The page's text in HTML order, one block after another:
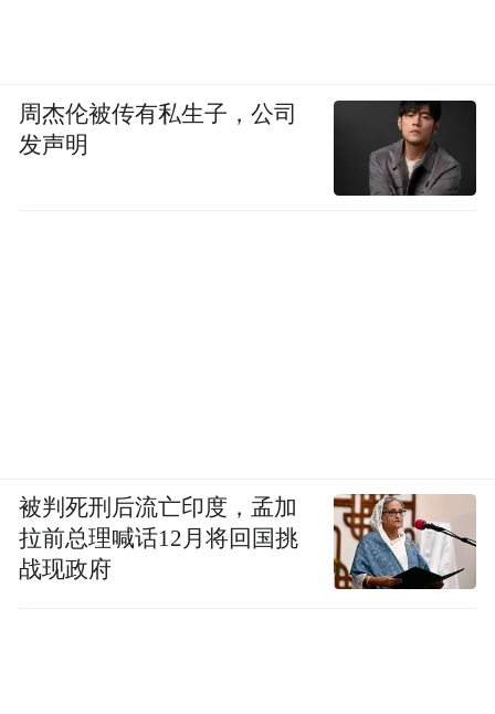
周杰伦被传有私生子，公司
发声明
被判死刑后流亡印度，孟加
拉前总理喊话12月将回国挑
战现政府